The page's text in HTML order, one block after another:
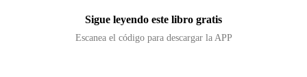
Sigue leyendo este libro gratis
Escanea el código para descargar la APP